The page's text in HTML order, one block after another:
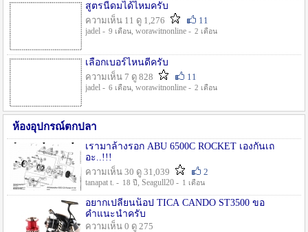
สูตรนี้ดมได้ไหมครับ
ความเห็น 11 ดู 1,276
11
jadel - 9 เดือน, worawitnonline - 2 เดือน
เลือกเบอร์ไหนดีครับ
ความเห็น 7 ดู 828
11
jadel - 6 เดือน, worawitnonline - 2 เดือน
ห้องอุปกรณ์ตกปลา
เรามาล้างรอก ABU 6500C ROCKET เองกันเถ
อะ..!!!
ความเห็น 30 ดู 31,039
2
tanapat t. - 18 ปี , Seagull20 - 1 เดือน
อยากเปลี่ยนน็อป TICA CANDO ST3500 ขอ
คำแนะนำครับ
ความเห็น 0 ดู 275